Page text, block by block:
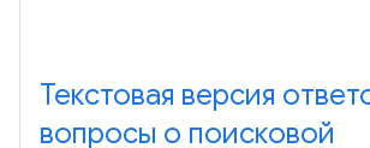
Текстовая версия
вопросы о поисковой